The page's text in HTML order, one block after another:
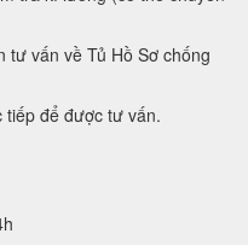
tư vấn về Tủ Hồ Sơ chống
tiếp để được tư vấn.